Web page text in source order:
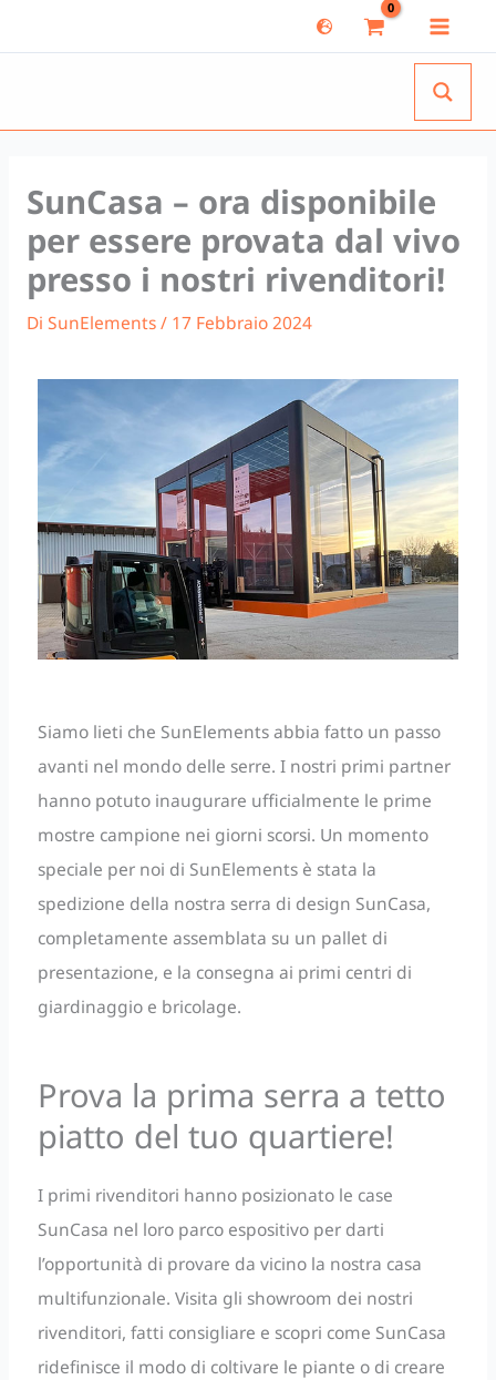
al
SunCasa – ora disponibile
per essere provata dal vivo
presso i nostri rivenditori!
Di SunElements/ 17 Febbraio 2024
Siamo lieti che SunElements abbia fatto un passo
avanti nel mondo delle serre. I nostri primi partner
hanno potuto inaugurare ufficialmente le prime
mostre campione nei giorni scorsi. Un momento
speciale per noi di SunElements è stata la
spedizione della nostra serra di design SunCasa,
completamente assemblata su un pallet di
presentazione, e la consegna ai primi centri di
giardinaggio e bricolage.
Prova la prima serra a tetto
piatto del tuo quartiere!
I primi rivenditori hanno posizionato le case
SunCasa nel loro parco espositivo per darti
l’opportunità di provare da vicino la nostra casa
multifunzionale. Visita gli showroom dei nostri
rivenditori, fatti consigliare e scopri come SunCasa
ridefinisce il modo di coltivare le piante o di creare